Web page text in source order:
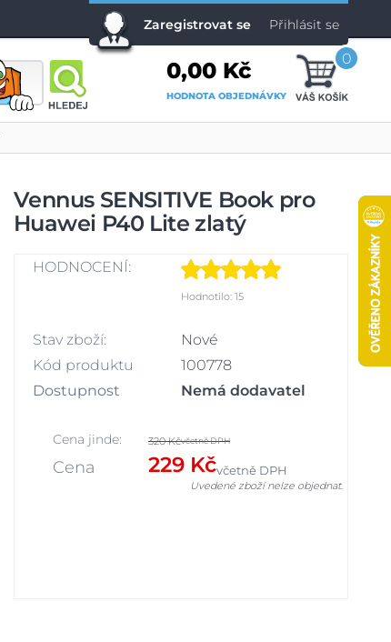
Zaregistrovat se Přihlásit se
0,00 Kč
HODNOTA OBJEDNÁVKY
0
Vennus SENSITIVE Book pro
Huawei P40 Lite zlatý
HODNOCENÍ:
Hodnotilo: 15
Stav zboží:
Nové
Kód produktu
100778
Dostupnost
Nemá dodavatel
Cena jinde: 320 Kčvčetně DPH
Cena 229 Kčvčetně DPH
Uvedené zboží nelze objednat.